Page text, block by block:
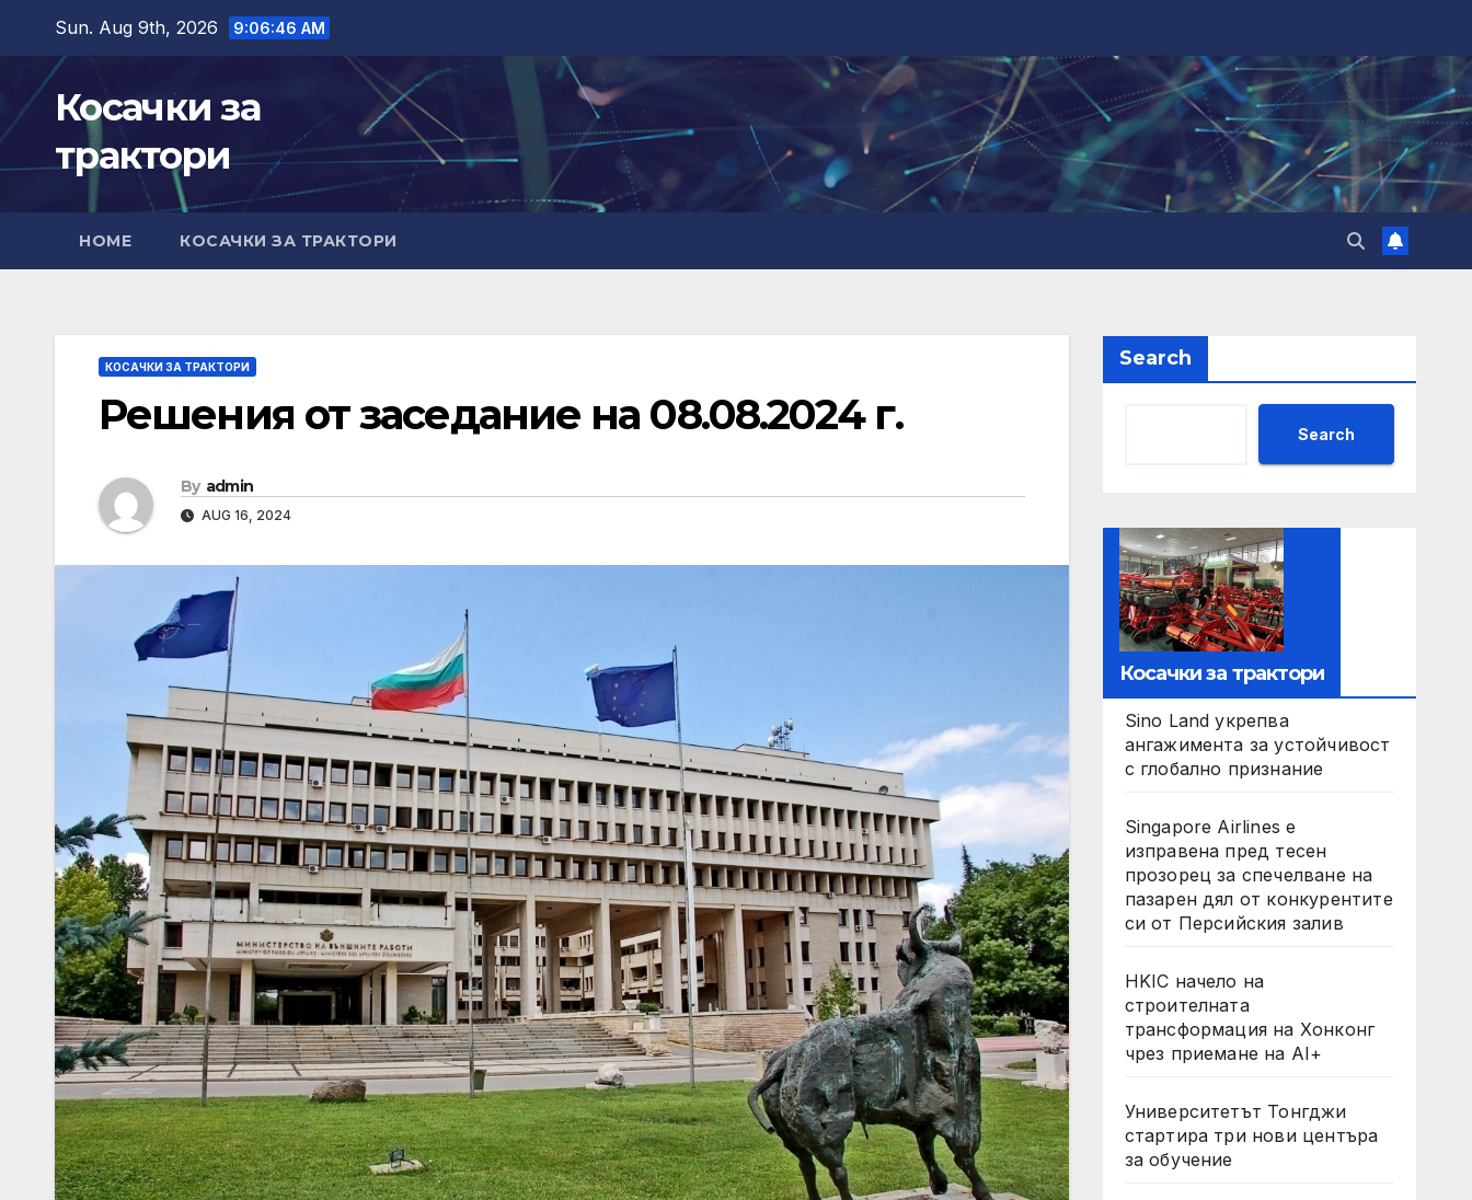
content
Sun. Aug 9th, 2026 9:06:48 AM
Косачки за
трактори
HOME КОСАЧКИ ЗА ТРАКТОРИ
КОСАЧКИ ЗА ТРАКТОРИ
Решения от заседание на 08.08.2024 г.
By admin
AUG 16, 2024
Search
Search
Косачки за трактори
Sino Land укрепва
ангажимента за устойчивост
с глобално признание
Singapore Airlines е
изправена пред тесен
прозорец за спечелване на
пазарен дял от конкурентите
си от Персийския залив
HKIC начело на
строителната
трансформация на Хонконг
чрез приемане на AI+
Университетът Тонгджи
стартира три нови центъра
за обучение